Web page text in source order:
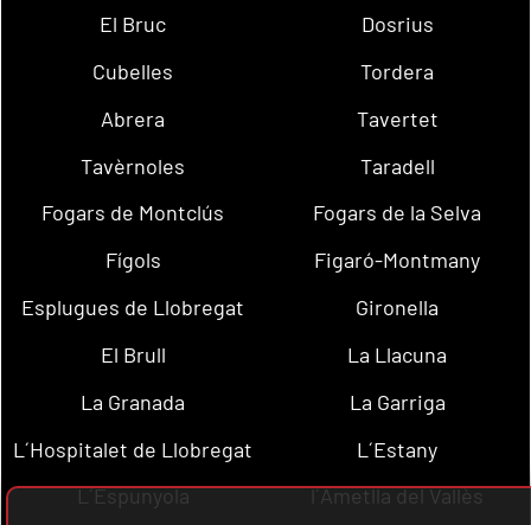
El Bruc
Dosrius
Cubelles
Tordera
Abrera
Tavertet
Tavèrnoles
Taradell
Fogars de Montclús
Fogars de la Selva
Fígols
Figaró-Montmany
Esplugues de Llobregat
Gironella
El Brull
La Llacuna
La Granada
La Garriga
L´Hospitalet de Llobregat
L´Estany
L´Espunyola
l´Ametlla del Vallès